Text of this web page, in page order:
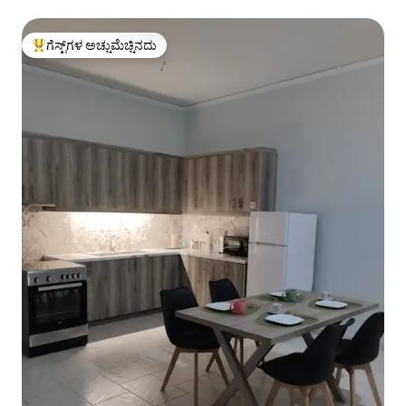
ಗೆಸ್ಟ್‌ಗಳಿಗೆ ಅತಿ ಹೆಚ್ಚು ಅಚ್ಚುಮೆಚ್ಚಿನದು
ಗೆಸ್ಟ್‌ಗಳ ಅಚ್ಚುಮೆಚ್ಚಿನದು